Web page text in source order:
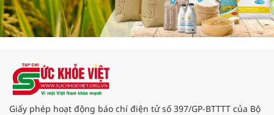
Giấy phép hoạt động báo chí điện tử số 397/GP-BTTTT của Bộ